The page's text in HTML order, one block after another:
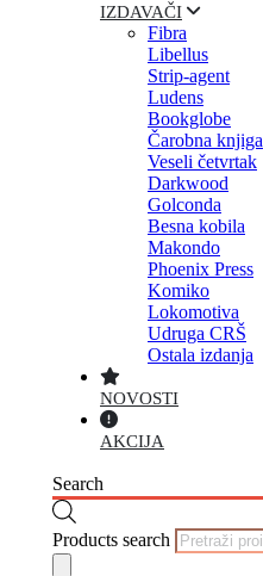
IZDAVAČI
Fibra
Libellus
Strip-agent
Ludens
Bookglobe
Čarobna knjiga
Veseli četvrtak
Darkwood
Golconda
Besna kobila
Makondo
Phoenix Press
Komiko
Lokomotiva
Udruga CRŠ
Ostala izdanja
NOVOSTI
AKCIJA
Search
Products search